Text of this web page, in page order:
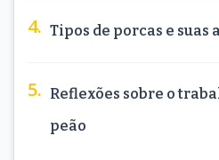
Tipos de porcas e suas
Reflexões sobre o
peão